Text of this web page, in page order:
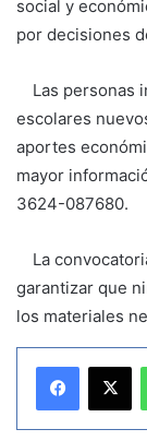
social y
por decisiones
Las personas
escolares
aportes
mayor
3624-087680.
La
garantizar que
los materiales